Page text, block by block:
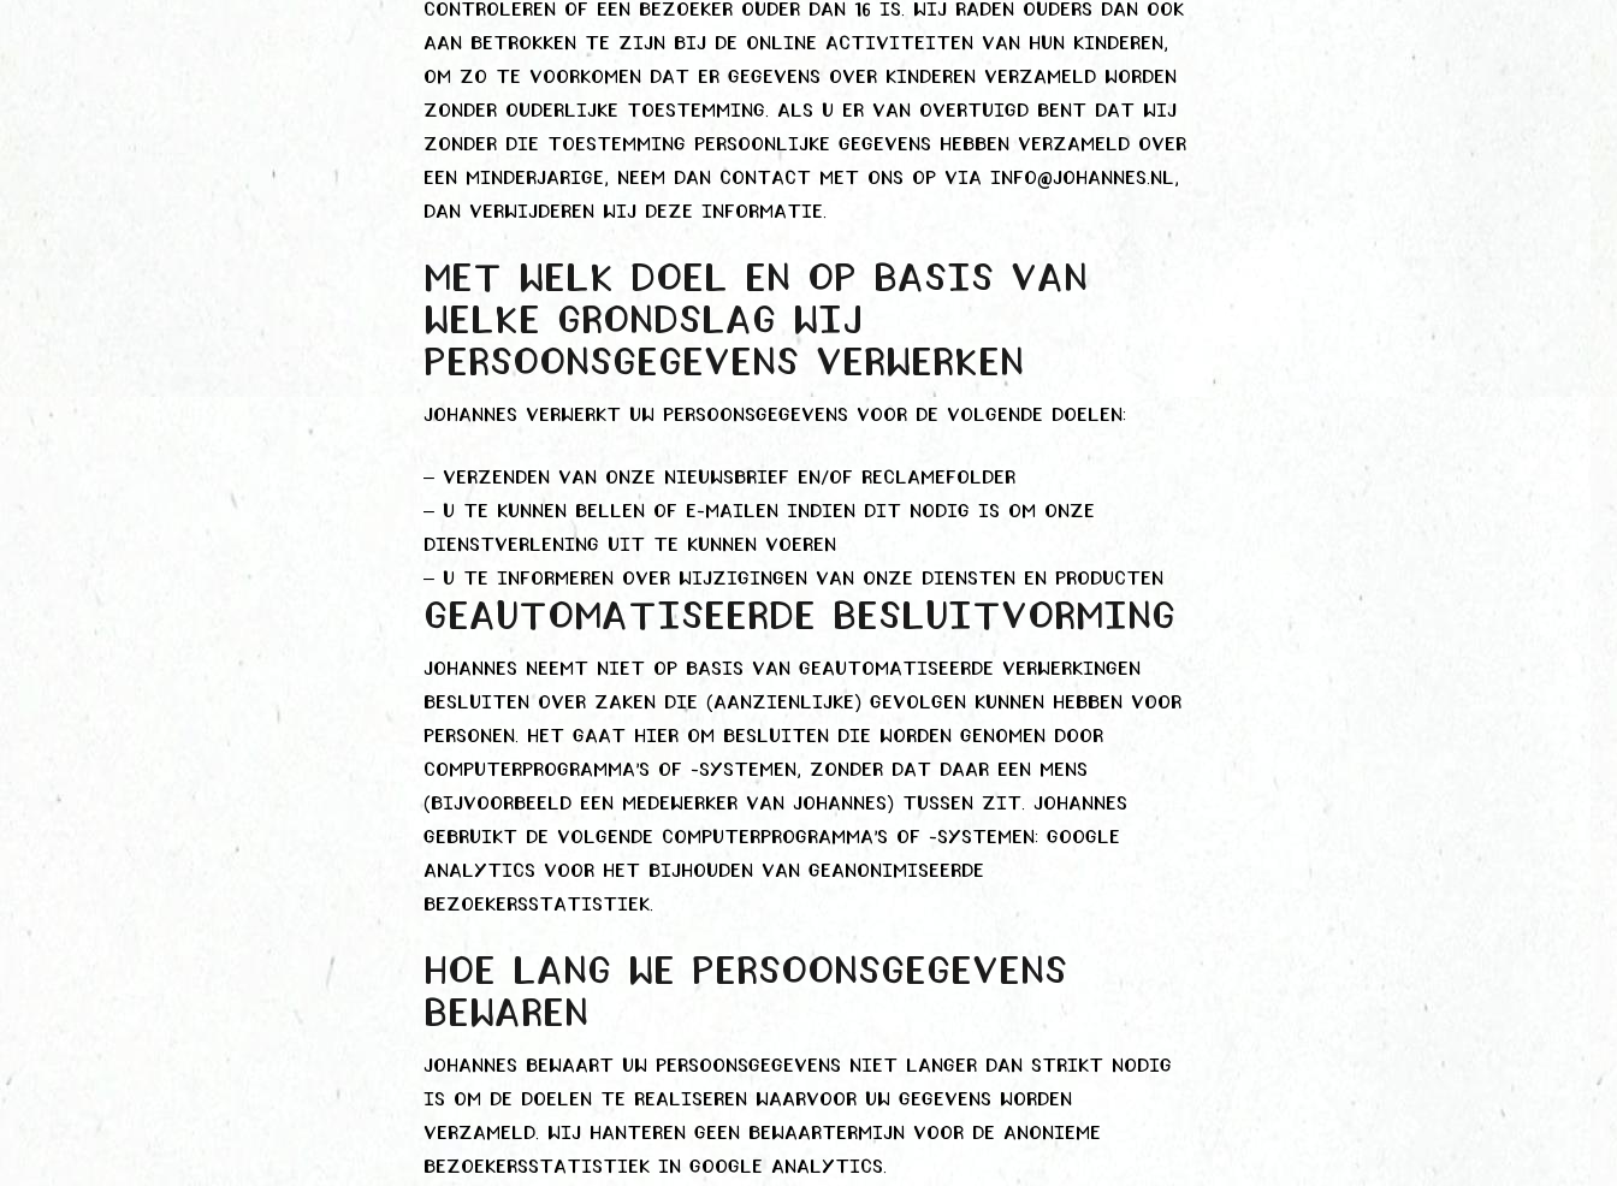
controleren of een bezoeker ouder dan 16 is. Wij raden ouders dan ook
aan betrokken te zijn bij de online activiteiten van hun kinderen,
om zo te voorkomen dat er gegevens over kinderen verzameld worden
zonder ouderlijke toestemming. Als u er van overtuigd bent dat wij
zonder die toestemming persoonlijke gegevens hebben verzameld over
een minderjarige, neem dan contact met ons op via info@johannes.nl,
dan verwijderen wij deze informatie.
Met welk doel en op basis van
welke grondslag wij
persoonsgegevens verwerken
Johannes verwerkt uw persoonsgegevens voor de volgende doelen:
– Verzenden van onze nieuwsbrief en/of reclamefolder
– U te kunnen bellen of e-mailen indien dit nodig is om onze
dienstverlening uit te kunnen voeren
– U te informeren over wijzigingen van onze diensten en producten
Geautomatiseerde besluitvorming
Johannes neemt niet op basis van geautomatiseerde verwerkingen
besluiten over zaken die (aanzienlijke) gevolgen kunnen hebben voor
personen. Het gaat hier om besluiten die worden genomen door
computerprogramma’s of -systemen, zonder dat daar een mens
(bijvoorbeeld een medewerker van Johannes) tussen zit. Johannes
gebruikt de volgende computerprogramma’s of -systemen: Google
Analytics voor het bijhouden van geanonimiseerde
bezoekersstatistiek.
Hoe lang we persoonsgegevens
bewaren
Johannes bewaart uw persoonsgegevens niet langer dan strikt nodig
is om de doelen te realiseren waarvoor uw gegevens worden
verzameld. Wij hanteren geen bewaartermijn voor de anonieme
bezoekersstatistiek in Google Analytics.